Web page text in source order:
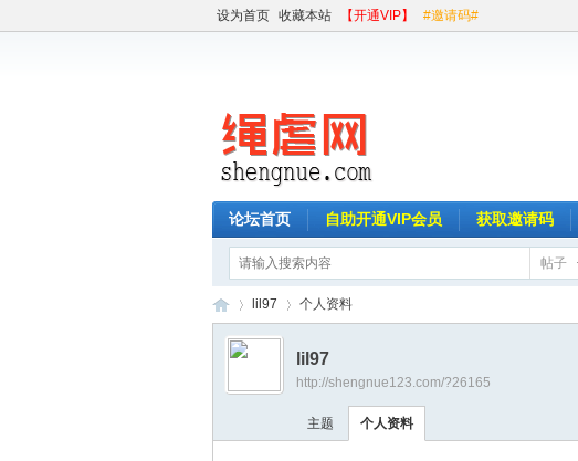
设为首页 收藏本站 【开通VIP】 #邀请码#
论坛首页 自助开通VIP会员 获取邀请码
帖子
›
lil97
›
个人资料
lil97
http://shengnue123.com/?26165
主题 个人资料